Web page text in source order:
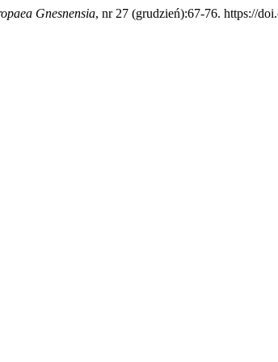
Gnesnensia, nr 27 (grudzień):67-76. https://